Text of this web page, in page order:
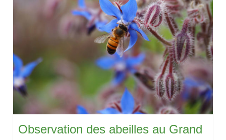
Observation des abeilles au Grand